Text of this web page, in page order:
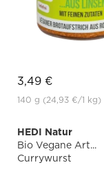
3,49 €
140 g (24,93 €/1 kg)
HEDI Natur
Bio Vegane Art...
Currywurst